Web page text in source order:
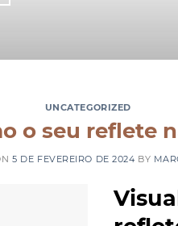
UNCATEGORIZED
o seu reflete
5 DE FEVEREIRO DE 2024 BY